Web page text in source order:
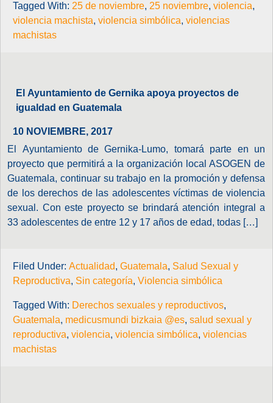
Tagged With: 25 de noviembre, 25 noviembre, violencia,
violencia machista, violencia simbólica, violencias
machistas
El Ayuntamiento de Gernika apoya proyectos de
igualdad en Guatemala
10 NOVIEMBRE, 2017
El Ayuntamiento de Gernika-Lumo, tomará parte en un
proyecto que permitirá a la organización local ASOGEN de
Guatemala, continuar su trabajo en la promoción y defensa
de los derechos de las adolescentes víctimas de violencia
sexual. Con este proyecto se brindará atención integral a
33 adolescentes de entre 12 y 17 años de edad, todas […]
Filed Under: Actualidad, Guatemala, Salud Sexual y
Reproductiva, Sin categoría, Violencia simbólica
Tagged With: Derechos sexuales y reproductivos,
Guatemala, medicusmundi bizkaia @es, salud sexual y
reproductiva, violencia, violencia simbólica, violencias
machistas